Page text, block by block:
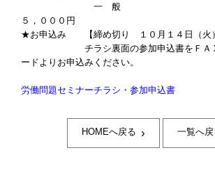
一 般 お一
５，０００円
★お申込み 【締め切り １０月１４日（火
チラシ裏面の参加申込書をＦＡＸ
ードよりお申込みください。
労働問題セミナーチラシ・参加申込書
HOMEへ戻る › 一覧へ戻